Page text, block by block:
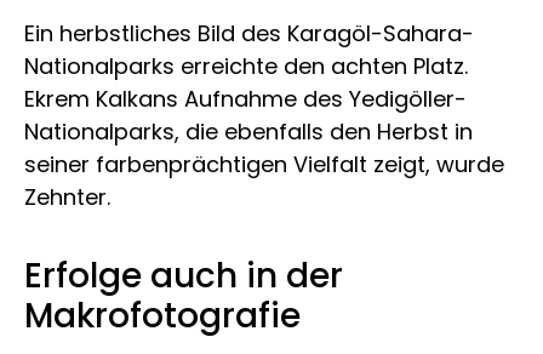
Ein herbstliches Bild des Karagöl-Sahara-
Nationalparks erreichte den achten Platz.
Ekrem Kalkans Aufnahme des Yedigöller-
Nationalparks, die ebenfalls den Herbst in
seiner farbenprächtigen Vielfalt zeigt, wurde
Zehnter.
Erfolge auch in der
Makrofotografie